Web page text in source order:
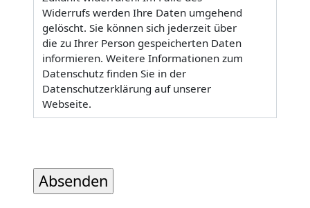
Widerrufs werden Ihre Daten umgehend
gelöscht. Sie können sich jederzeit über
die zu Ihrer Person gespeicherten Daten
informieren. Weitere Informationen zum
Datenschutz finden Sie in der
Datenschutzerklärung auf unserer
Webseite.